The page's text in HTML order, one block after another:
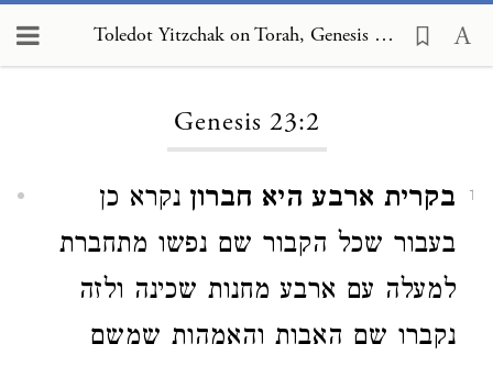
Toledot Yitzchak on Torah, Genesis 23:2
Genesis 23:2
1 בקרית ארבע היא חברון נקרא כן
בעבור שכל הקבור שם נפשו מתחברת
למעלה עם ארבע מחנות שכינה ולזה
נקברו שם האבות והאמהות שמשם